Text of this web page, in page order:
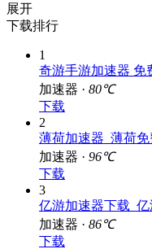
展开
下载排行
1
奇游手游加速器 免
加速器 · 80℃
下载
2
薄荷加速器_薄荷
加速器 · 96℃
下载
3
亿游加速器下载_
加速器 · 86℃
下载